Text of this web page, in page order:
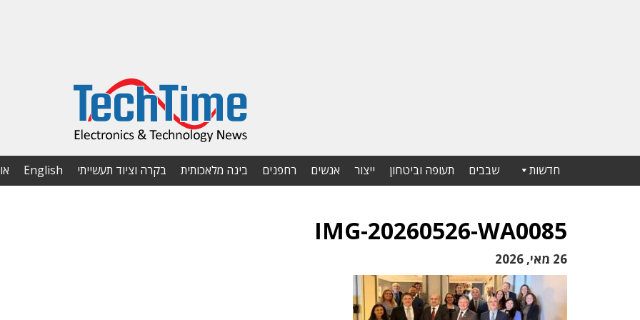
חדשות שבבים תעופה וביטחון ייצור אנשים רחפנים בינה מלאכותית בקרה וציוד תעשייתי English
IMG-20260526-WA0085
26 מאי, 2026